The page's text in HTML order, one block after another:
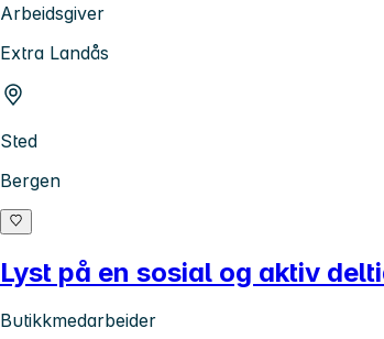
Arbeidsgiver
Extra Landås
Sted
Bergen
Lyst på en sosial og aktiv
Butikkmedarbeider